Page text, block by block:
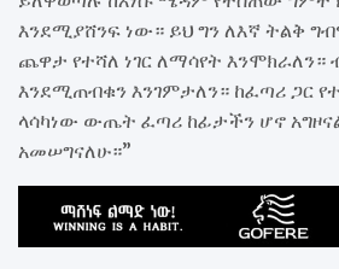
እንደሚያሸንፍ ነው። ይህ ግን ለእኛ ትልቅ
ጨዋታ የተሻለ ነገር ለማሳየት
እንደሚጠብቁን እንገምታለን። ከፈጣሪ ጋር
ላሳካነው ውጤት ፈጣሪ ከፊታችን ሆኖ
አመሠግናለሁ።”